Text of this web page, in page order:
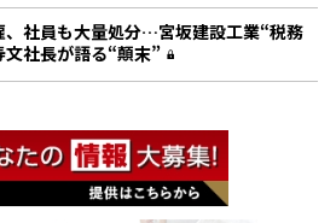
、社員も大量処分…宮坂建設工業“税務
社長が語る“顛末”